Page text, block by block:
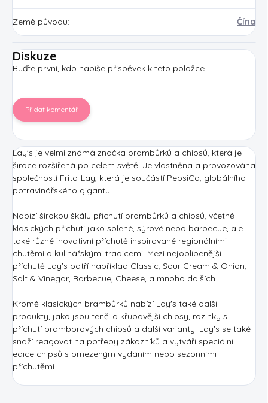
Země původu: Čína
Diskuze
Buďte první, kdo napíše příspěvek k této položce.
Přidat komentář
Lay's je velmi známá značka brambůrků a chipsů, která je
široce rozšířená po celém světě. Je vlastněna a provozována
společností Frito-Lay, která je součástí PepsiCo, globálního
potravinářského gigantu.
Nabízí širokou škálu příchutí brambůrků a chipsů, včetně
klasických příchutí jako solené, sýrové nebo barbecue, ale
také různé inovativní příchutě inspirované regionálními
chutěmi a kulinářskými tradicemi. Mezi nejoblíbenější
příchutě Lay's patří například Classic, Sour Cream & Onion,
Salt & Vinegar, Barbecue, Cheese, a mnoho dalších.
Kromě klasických brambůrků nabízí Lay's také další
produkty, jako jsou tenčí a křupavější chipsy, rozinky s
příchutí bramborových chipsů a další varianty. Lay's se také
snaží reagovat na potřeby zákazníků a vytváří speciální
edice chipsů s omezeným vydáním nebo sezónními
příchutěmi.